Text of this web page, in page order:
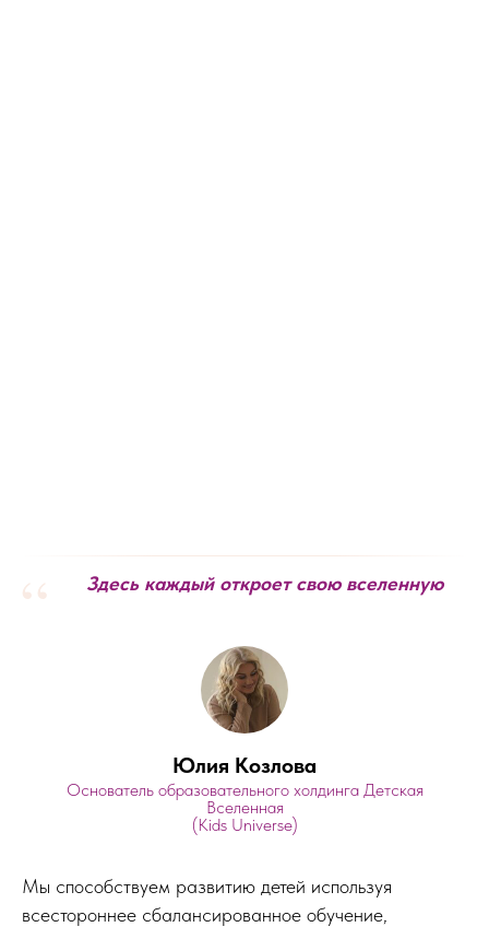
“ Здесь каждый откроет свою вселенную
Юлия Козлова
Основатель образовательного холдинга Детская
Вселенная
(Kids Universe)
Мы способствуем развитию детей используя
всестороннее сбалансированное обучение,